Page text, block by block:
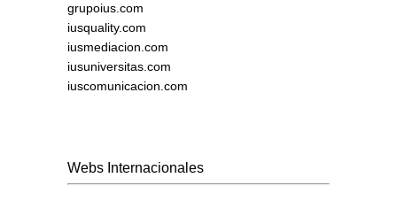
grupoius.com
iusquality.com
iusmediacion.com
iusuniversitas.com
iuscomunicacion.com
Webs Internacionales